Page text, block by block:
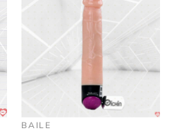
BAILE